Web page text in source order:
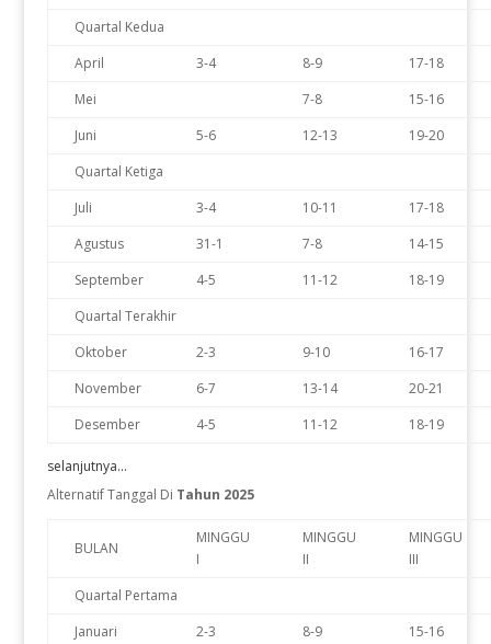
Quartal Kedua
April
3-4 8-9
17-18
Mei
7-8
15-16
Juni
5-6 12-13
19-20
Quartal Ketiga
Juli
3-4 10-11
17-18
Agustus
31-1 7-8
14-15
September
4-5 11-12
18-19
Quartal Terakhir
Oktober
2-3 9-10
16-17
November
6-7 13-14
20-21
Desember
4-5 11-12 18-19
selanjutnya...
Alternatif Tanggal Di Tahun 2025
BULAN
MINGGU
I
MINGGU
II
MINGGU
III
Quartal Pertama
Januari
2-3 8-9
15-16